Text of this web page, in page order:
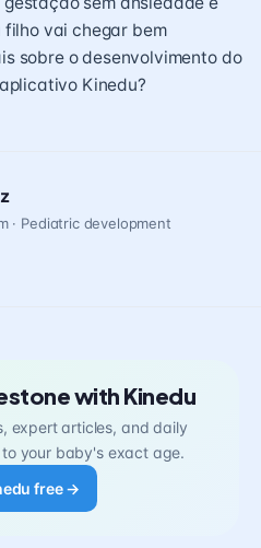
filho vai chegar bem
sobre o desenvolvimento do
Kinedu?
· Pediatric development
with Kinedu
expert articles, and daily
your baby's exact age.
free →